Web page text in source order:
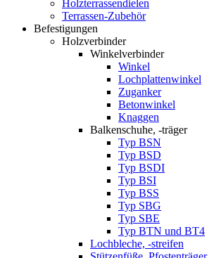
Holzterrassendielen
Terrassen-Zubehör
Befestigungen
Holzverbinder
Winkelverbinder
Winkel
Lochplattenwinkel
Zuganker
Betonwinkel
Knaggen
Balkenschuhe, -träger
Typ BSN
Typ BSD
Typ BSDI
Typ BSI
Typ BSS
Typ SBG
Typ SBE
Typ BTN und BT4
Lochbleche, -streifen